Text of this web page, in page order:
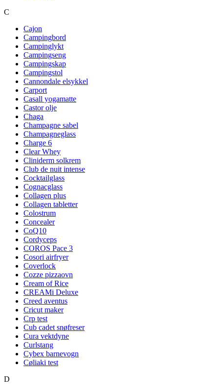
C
Cajon
Campingbord
Campinglykt
Campingseng
Campingskap
Campingstol
Cannondale elsykkel
Carport
Casall yogamatte
Castor olje
Chaga
Champagne sabel
Champagneglass
Charge 6
Clear Whey
Cliniderm solkrem
Club de nuit intense
Cocktailglass
Cognacglass
Collagen plus
Collagen tabletter
Colostrum
Concealer
CoQ10
Cordyceps
COROS Pace 3
Cosori airfryer
Coverlock
Cozze pizzaovn
Cream of Rice
CREAMi Deluxe
Creed aventus
Cricut maker
Crp test
Cub cadet snøfreser
Cura vektdyne
Curlstang
Cybex barnevogn
Cøliaki test
D